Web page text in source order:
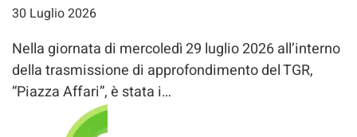
30 Luglio 2026
Nella giornata di mercoledì 29 luglio 2026 all’interno
della trasmissione di approfondimento del TGR,
“Piazza Affari”, è stata i…